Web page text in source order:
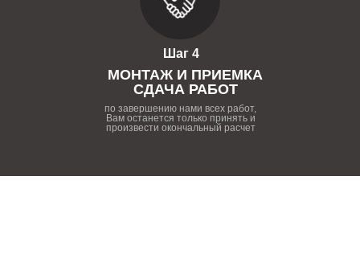
Шаг 4
МОНТАЖ И ПРИЕМКА
СДАЧА РАБОТ
по завершению нами всех работ,
Вам останется только принять и
произвести окончальный расчет